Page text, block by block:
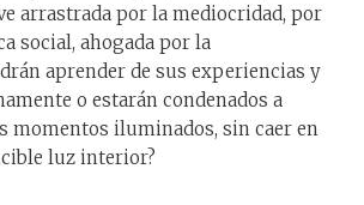
arrastrada por la mediocridad, por
social, ahogada por la
aprender de sus experiencias y
o estarán condenados a
momentos iluminados, sin caer en
luz interior?